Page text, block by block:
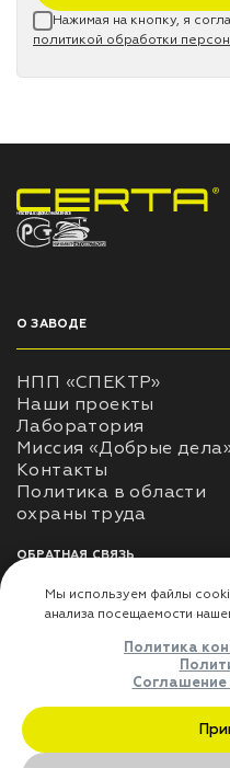
Нажимая на кнопку, я
политикой обработки
НПП «СПЕКТР» ЗАВОД ЛАКОКРАСОЧНЫХ МАТЕРИАЛОВ
О ЗАВОДЕ
НПП «СПЕКТР»
Наши проекты
Лаборатория
Миссия «Добрые
Контакты
Политика в области
ОБРАТНАЯ СВЯЗЬ
Использование
использования личных
Оферта
ДЛЯ ПАРТНЁРОВ